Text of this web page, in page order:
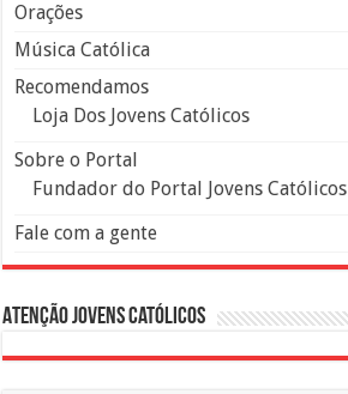
Orações
Música Católica
Recomendamos
Loja Dos Jovens Católicos
Sobre o Portal
Fundador do Portal Jovens Católicos
Fale com a gente
Atenção Jovens Católicos